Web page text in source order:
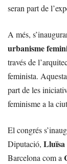
seran part de
A més,
urbanisme
través de
feminista.
part de les
feminisme a la
El congrés
Diputació,
Barcelona com a